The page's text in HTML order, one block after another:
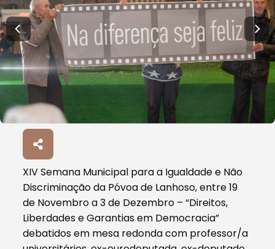
XIV Semana Municipal para a Igualdade e Não
Discriminação da Póvoa de Lanhoso, entre 19
de Novembro a 3 de Dezembro – “Direitos,
Liberdades e Garantias em Democracia”
debatidos em mesa redonda com professor/a